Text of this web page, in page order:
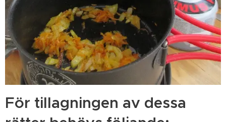
För tillagningen av dessa